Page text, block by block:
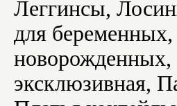
Леггинсы,
для
эксклюзивная,